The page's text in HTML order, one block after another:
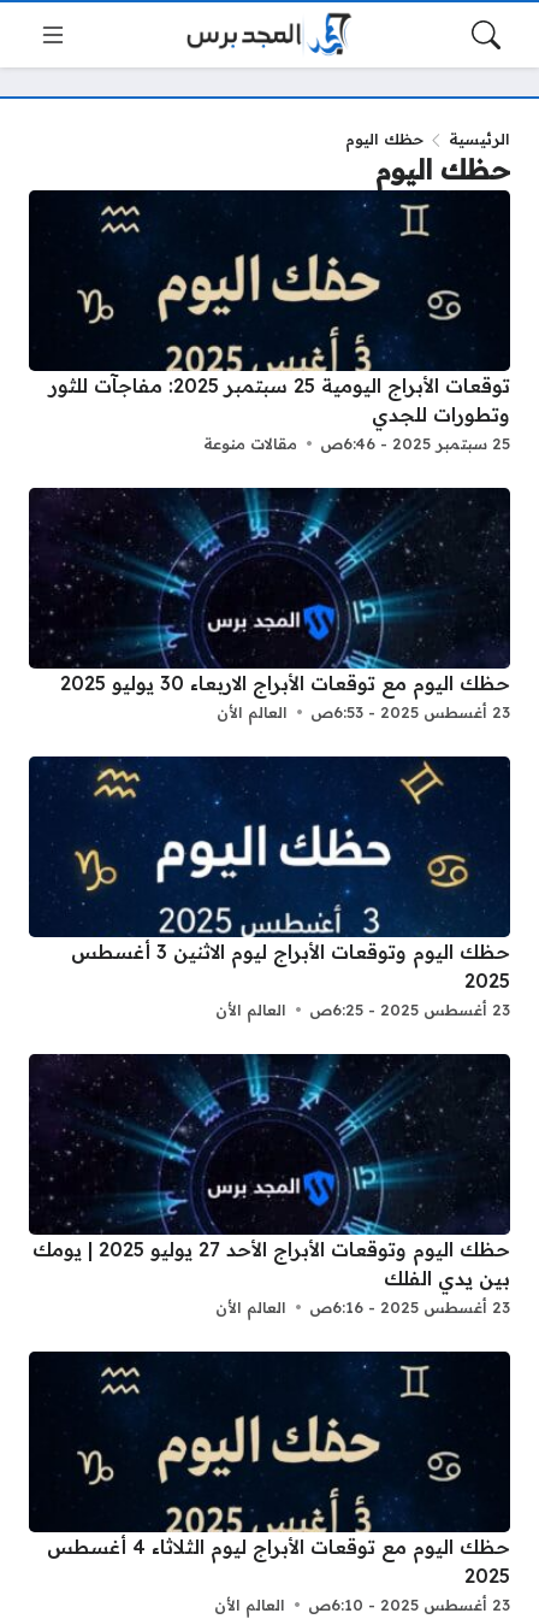
الرئيسية حظك اليوم
حظك اليوم
توقعات الأبراج اليومية 25 سبتمبر 2025: مفاجآت للثور
وتطورات للجدي
25 سبتمبر 2025 - 6:46ص مقالات منوعة
حظك اليوم مع توقعات الأبراج الاربعاء 30 يوليو 2025
23 أغسطس 2025 - 6:53ص العالم الأن
حظك اليوم وتوقعات الأبراج ليوم الاثنين 3 أغسطس
2025
23 أغسطس 2025 - 6:25ص العالم الأن
حظك اليوم وتوقعات الأبراج الأحد 27 يوليو 2025 | يومك
بين يدي الفلك
23 أغسطس 2025 - 6:16ص العالم الأن
حظك اليوم مع توقعات الأبراج ليوم الثلاثاء 4 أغسطس
2025
23 أغسطس 2025 - 6:10ص العالم الأن